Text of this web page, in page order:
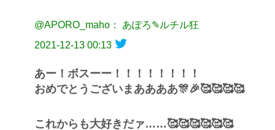
@APORO_maho： あぽろ✎ルチル狂
2021-12-13 00:13
あー！ボスーー！！！！！！！！
おめでとうございまああああ🎊🎉🥰🥰🥰🥰
これからも大好きだァ……🥰🥰🥰🥰🥰🥰